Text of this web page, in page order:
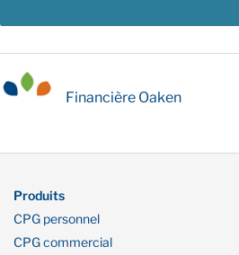
Financière Oaken
Produits
CPG personnel
CPG commercial